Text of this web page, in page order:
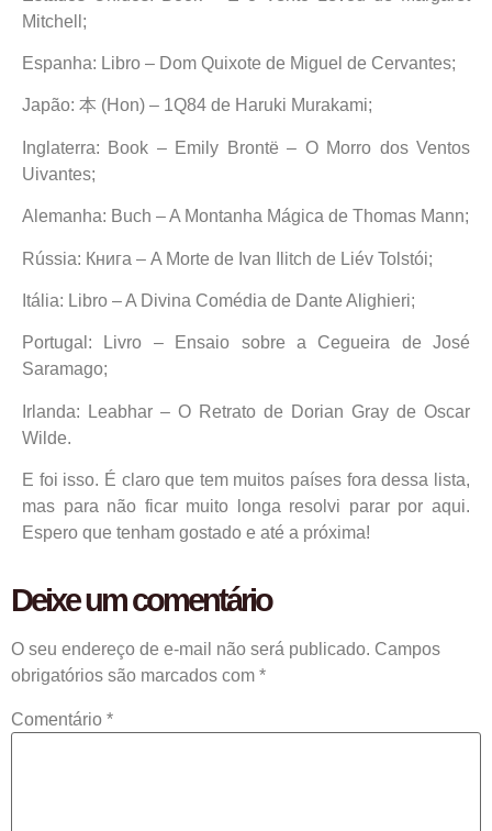
Mitchell;
Espanha: Libro – Dom Quixote de Miguel de Cervantes;
Japão: 本 (Hon) – 1Q84 de Haruki Murakami;
Inglaterra: Book – Emily Brontë – O Morro dos Ventos
Uivantes;
Alemanha: Buch – A Montanha Mágica de Thomas Mann;
Rússia: Книга – A Morte de Ivan Ilitch de Liév Tolstói;
Itália: Libro – A Divina Comédia de Dante Alighieri;
Portugal: Livro – Ensaio sobre a Cegueira de José
Saramago;
Irlanda: Leabhar – O Retrato de Dorian Gray de Oscar
Wilde.
E foi isso. É claro que tem muitos países fora dessa lista,
mas para não ficar muito longa resolvi parar por aqui.
Espero que tenham gostado e até a próxima!
Deixe um comentário
O seu endereço de e-mail não será publicado. Campos
obrigatórios são marcados com *
Comentário *